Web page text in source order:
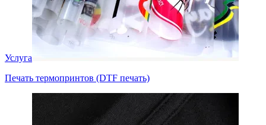
Услуга
Печать термопринтов (DTF печать)